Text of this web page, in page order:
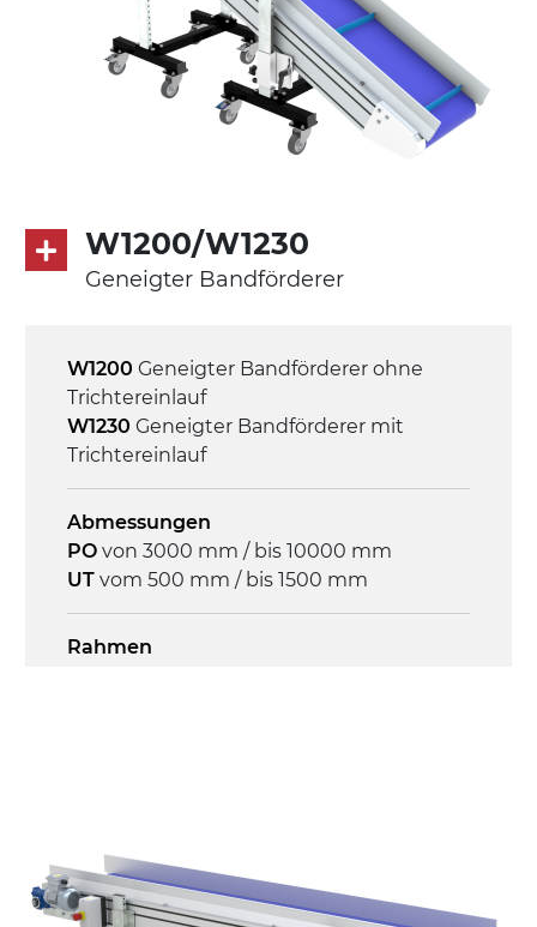
Antrieb
direkt, Zug (linke Seite), 3-phasiger
Asynchronmotor für Mehrfachspannung
230/400Vac-50Hz-3Ph
4,8 m/Minute
Steuerung
W1200/W1230
Geneigter Bandförderer
W1200 Geneigter Bandförderer ohne
Trichtereinlauf
W1230 Geneigter Bandförderer mit
Trichtereinlauf
Abmessungen
PO von 3000 mm / bis 10000 mm
UT vom 500 mm / bis 1500 mm
Rahmen
Alu-Legierung